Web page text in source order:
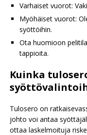
Varhaiset vuorot:
Myöhäiset vuorot:
syöttöihin.
Ota huomioon
tappioita.
Kuinka
Tulosero on
johto voi antaa
ottaa laskelmoituja